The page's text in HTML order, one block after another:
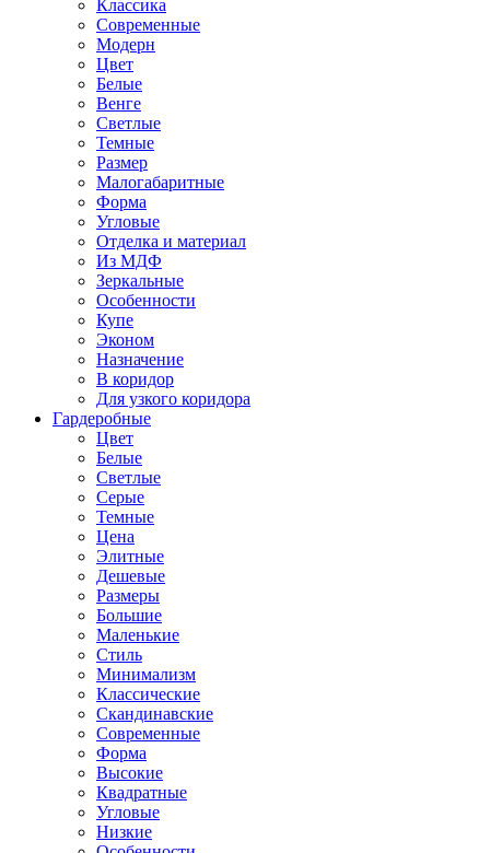
Классика
Современные
Модерн
Цвет
Белые
Венге
Светлые
Темные
Размер
Малогабаритные
Форма
Угловые
Отделка и материал
Из МДФ
Зеркальные
Особенности
Купе
Эконом
Назначение
В коридор
Для узкого коридора
Гардеробные
Цвет
Белые
Светлые
Серые
Темные
Цена
Элитные
Дешевые
Размеры
Большие
Маленькие
Стиль
Минимализм
Классические
Скандинавские
Современные
Форма
Высокие
Квадратные
Угловые
Низкие